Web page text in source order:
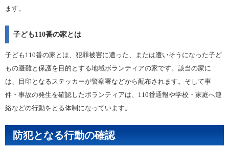
ます。
子ども110番の家とは
子ども110番の家とは、犯罪被害に遭った、または遭いそうになった子ど
もの避難と保護を目的とする地域ボランティアの家です。該当の家に
は、目印となるステッカーが警察署などから配布されます。そして事
件・事故の発生を確認したボランティアは、110番通報や学校・家庭へ連
絡などの行動をとる体制になっています。
防犯となる行動の確認